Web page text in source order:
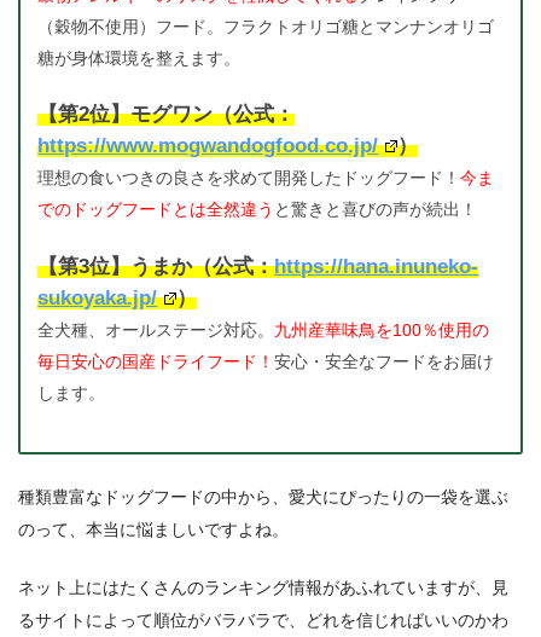
（穀物不使用）フード。フラクトオリゴ糖とマンナンオリゴ
糖が身体環境を整えます。
【第2位】モグワン（公式：
https://www.mogwandogfood.co.jp/
）
理想の食いつきの良さを求めて開発したドッグフード！今ま
でのドッグフードとは全然違う と驚きと喜びの声が続出！
【第3位】うまか（公式：https://hana.inuneko-
sukoyaka.jp/
）
全犬種、オールステージ対応。 九州産華味鳥を100％使用の
毎日安心の国産ドライフード！安心・安全なフードをお届け
します。
種類豊富なドッグフードの中から、愛犬にぴったりの一袋を選ぶ
のって、本当に悩ましいですよね。
ネット上にはたくさんのランキング情報があふれていますが、見
るサイトによって順位がバラバラで、どれを信じればいいのかわ